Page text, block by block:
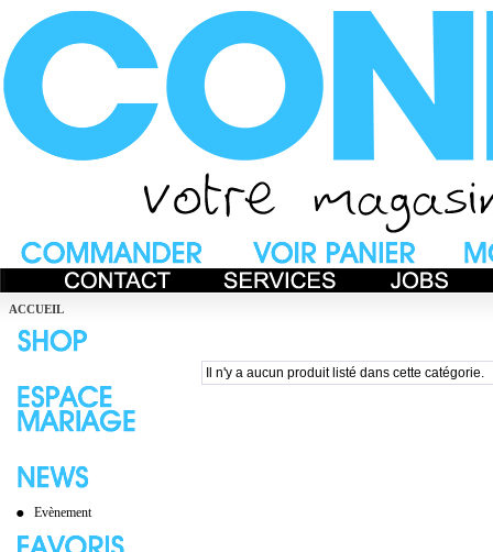
ACCUEIL
Evènement
Il n'y a aucun produit listé dans cette catégorie.